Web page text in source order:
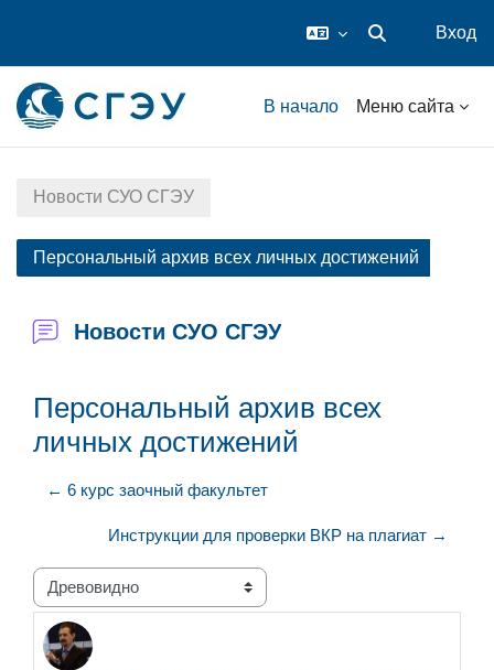
Изменить
Вход
В начало Меню сайта
Новости СУО СГЭУ
Персональный архив всех личных достижений
Новости СУО СГЭУ
Персональный архив всех
личных достижений
← 6 курс заочный факультет
Инструкции для проверки ВКР на плагиат →
Режим отображения